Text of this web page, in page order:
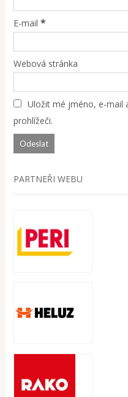
E-mail *
Webová stránka
Uložit mé jméno, e-mail
prohlížeči.
PARTNEŘI WEBU